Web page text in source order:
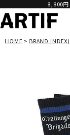
8,800円
HOME BRAND